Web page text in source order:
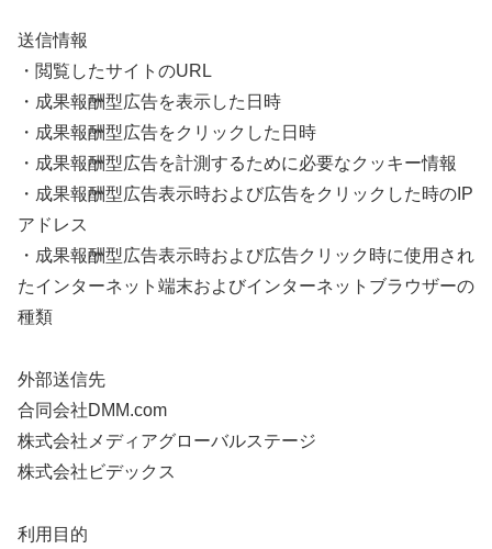
送信情報
・閲覧したサイトのURL
・成果報酬型広告を表示した日時
・成果報酬型広告をクリックした日時
・成果報酬型広告を計測するために必要なクッキー情報
・成果報酬型広告表示時および広告をクリックした時のIP
アドレス
・成果報酬型広告表示時および広告クリック時に使用され
たインターネット端末およびインターネットブラウザーの
種類
外部送信先
合同会社DMM.com
株式会社メディアグローバルステージ
株式会社ビデックス
利用目的